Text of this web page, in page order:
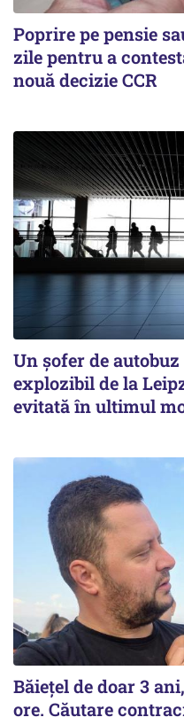
Poprire pe pensie
zile pentru a
nouă decizie CCR
Un șofer de
explozibil de la
evitată în ultimul
Băiețel de doar 3
ore. Căutare